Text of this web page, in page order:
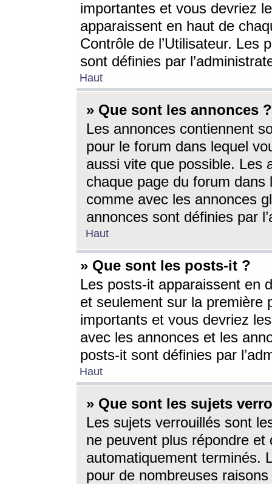
importantes et vous devriez
apparaissent en haut de
Contrôle de l’Utilisateur. Les
sont définies par
Haut
» Que sont les annonces ?
Les annonces contiennent
pour le forum dans lequel
aussi vite que possible. Les
chaque page du forum dans
comme avec les annonces
annonces sont définies par
Haut
» Que sont les posts-it ?
Les posts-it apparaissent en
et seulement sur la première
importants et vous devriez
avec les annonces et les
posts-it sont définies par
Haut
» Que sont les sujets
Les sujets verrouillés sont
ne peuvent plus répondre
automatiquement terminés.
pour de nombreuses